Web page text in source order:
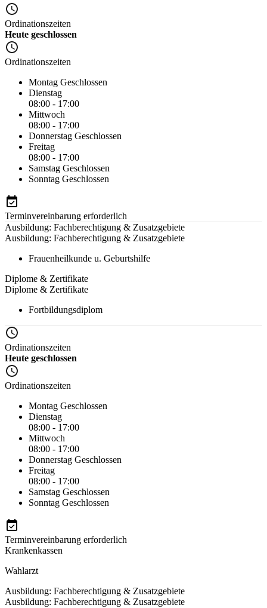
Ordinationszeiten
Heute geschlossen
Ordinationszeiten
Montag Geschlossen
Dienstag
08:00 - 17:00
Mittwoch
08:00 - 17:00
Donnerstag Geschlossen
Freitag
08:00 - 17:00
Samstag Geschlossen
Sonntag Geschlossen
Terminvereinbarung erforderlich
Ausbildung: Fachberechtigung & Zusatzgebiete
Ausbildung: Fachberechtigung & Zusatzgebiete
Frauenheilkunde u. Geburtshilfe
Diplome & Zertifikate
Diplome & Zertifikate
Fortbildungsdiplom
Ordinationszeiten
Heute geschlossen
Ordinationszeiten
Montag Geschlossen
Dienstag
08:00 - 17:00
Mittwoch
08:00 - 17:00
Donnerstag Geschlossen
Freitag
08:00 - 17:00
Samstag Geschlossen
Sonntag Geschlossen
Terminvereinbarung erforderlich
Krankenkassen
Wahlarzt
Ausbildung: Fachberechtigung & Zusatzgebiete
Ausbildung: Fachberechtigung & Zusatzgebiete